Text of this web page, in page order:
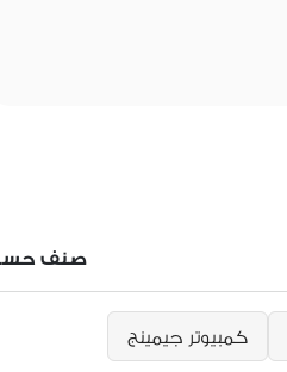
صنف
كمبيوتر جيمينج